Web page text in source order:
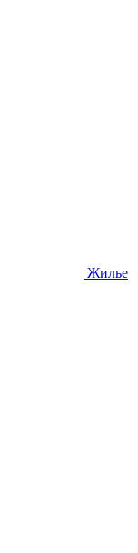
Жилье